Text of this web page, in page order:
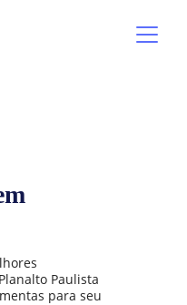
Paulista
para seu